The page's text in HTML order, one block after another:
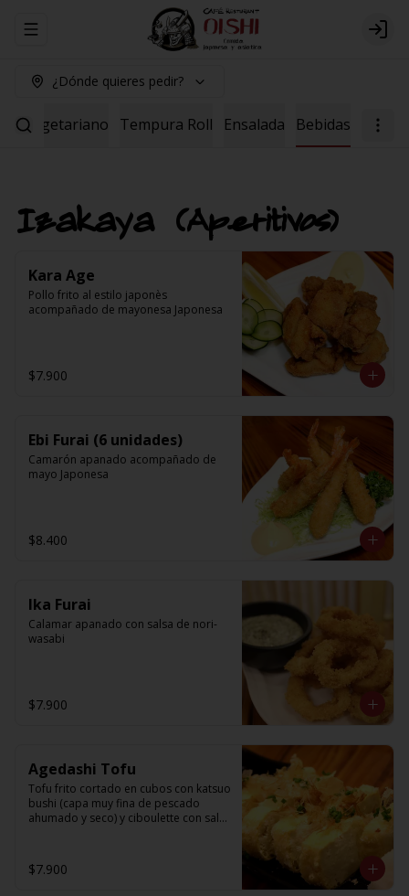
Abrir menu de navegación Login
¿Dónde quieres pedir?
vegetariano Tempura Roll Ensalada Bebidas
Izakaya (Aperitivos)
Kara Age
Pollo frito al estilo japonès
acompañado de mayonesa Japonesa
$7.900
Ebi Furai (6 unidades)
Camarón apanado acompañado de
mayo Japonesa
$8.400
Ika Furai
Calamar apanado con salsa de nori-
wasabi
$7.900
Agedashi Tofu
Tofu frito cortado en cubos con katsuo
bushi (capa muy fina de pescado
ahumado y seco) y ciboulette con salsa
$7.900